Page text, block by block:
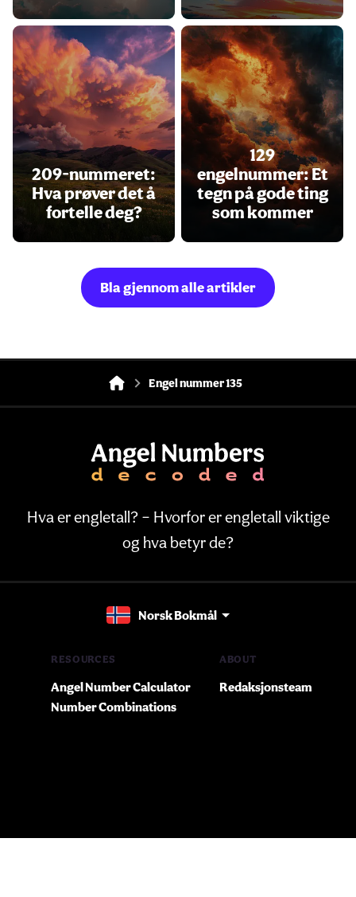
209-nummeret:
Hva prøver det å
fortelle deg?
129
engelnummer: Et
tegn på gode ting
som kommer
Bla gjennom alle artikler
Engel nummer 135
Hva er engletall? – Hvorfor er engletall viktige
og hva betyr de?
Norsk Bokmål
RESOURCES
Angel Number Calculator
Number Combinations
ABOUT
Redaksjonsteam